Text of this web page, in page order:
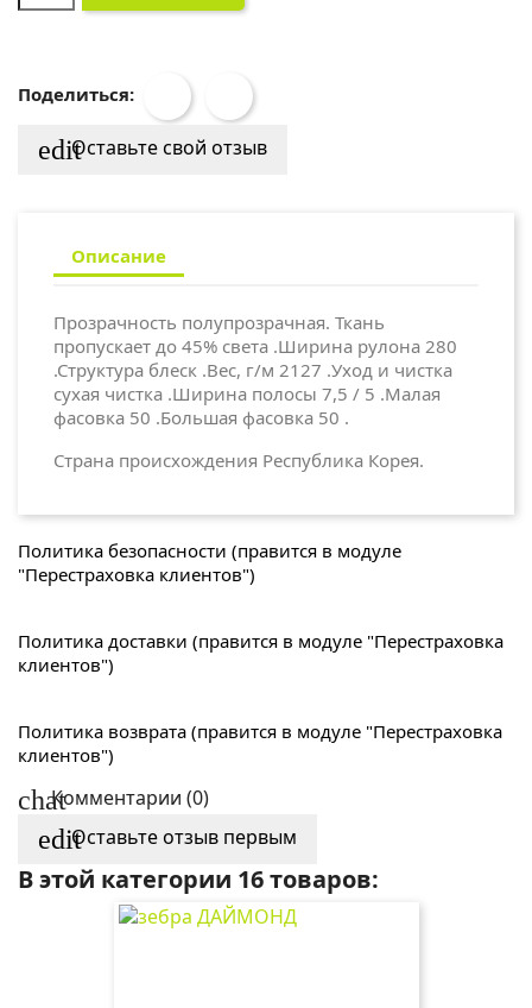
Поделиться:
editОставьте свой отзыв
Описание
Прозрачность полупрозрачная. Ткань
пропускает до 45% света .Ширина рулона 280
.Структура блеск .Вес, г/м 2127 .Уход и чистка
сухая чистка .Ширина полосы 7,5 / 5 .Малая
фасовка 50 .Большая фасовка 50 .
Страна происхождения Республика Корея.
Политика безопасности (правится в модуле
"Перестраховка клиентов")
Политика доставки (правится в модуле "Перестраховка
клиентов")
Политика возврата (правится в модуле "Перестраховка
клиентов")
chatКомментарии (0)
editОставьте отзыв первым
В этой категории 16 товаров: